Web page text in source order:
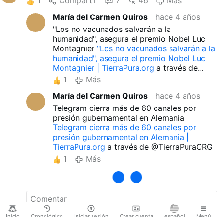
cronología de un genocidio programado" -
Par…
- 17.LA CONSTRUCCION DEL PANICO
para la Gobernanza Mundial- 18.EL PLAN DEL
NUEVO ORDEN MUNDIAL SIMPLIFICADO - Las
11 fases para impla…- 19."BIG PHARMA:
Poniendo al descubierto la criminal industria
farmacéutic…- 20.ASESINADOS: EL
DOCUMENTAL. En este documental,
Simulacro de pandemia de coronavirus
organizado por la F… - 22."Miles Christi 2021"
Fuente: Nines Maestro: la pandemia no se está
gestionando con objetivos de salud sino
políticos
II. EL VIRUS SARSCOV2 NO EXISTE:1. "La
triple mentira plandémica":
plandémica.- 2. "LA EXISTENCIA DEL
SARSCOV2 NO HA SIDO DEMOSTRADA”:
EXISTENCIA DEL SARSCOV2 NO HA SIDO
DEMOSTRADA.
Argentina: El virus no ha sido aislado”:
Ministerio de Salud de Argentina: El virus no ha
María del Carmen Quiros
hace 4 años
"Los no vacunados salvarán a la
humanidad", asegura el premio Nobel Luc
Montagnier "Los no vacunados salvarán a la
humanidad", asegura el premio Nobel Luc
Montagnier | TierraPura.org a través de
@TierraPuraORG
1
Más
María del Carmen Quiros
hace 4 años
Telegram cierra más de 60 canales por
presión gubernamental en Alemania
Telegram cierra más de 60 canales por
presión gubernamental en Alemania |
TierraPura.org a través de @TierraPuraORG
1
Más